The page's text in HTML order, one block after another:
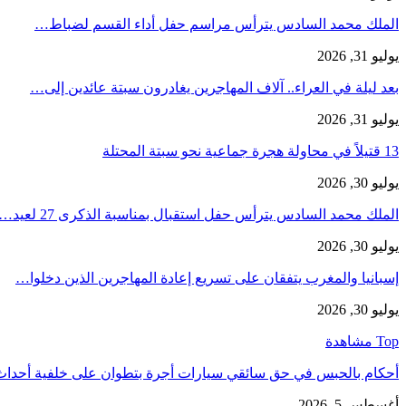
الملك محمد السادس يترأس مراسم حفل أداء القسم لضباط…
يوليو 31, 2026
بعد ليلة في العراء.. آلاف المهاجرين يغادرون سبتة عائدين إلى…
يوليو 31, 2026
13 قتيلاً في محاولة هجرة جماعية نحو سبتة المحتلة
يوليو 30, 2026
الملك محمد السادس يترأس حفل استقبال بمناسبة الذكرى 27 لعيد…
يوليو 30, 2026
إسبانيا والمغرب يتفقان على تسريع إعادة المهاجرين الذين دخلوا…
يوليو 30, 2026
Top مشاهدة
أحكام بالحبس في حق سائقي سيارات أجرة بتطوان على خلفية